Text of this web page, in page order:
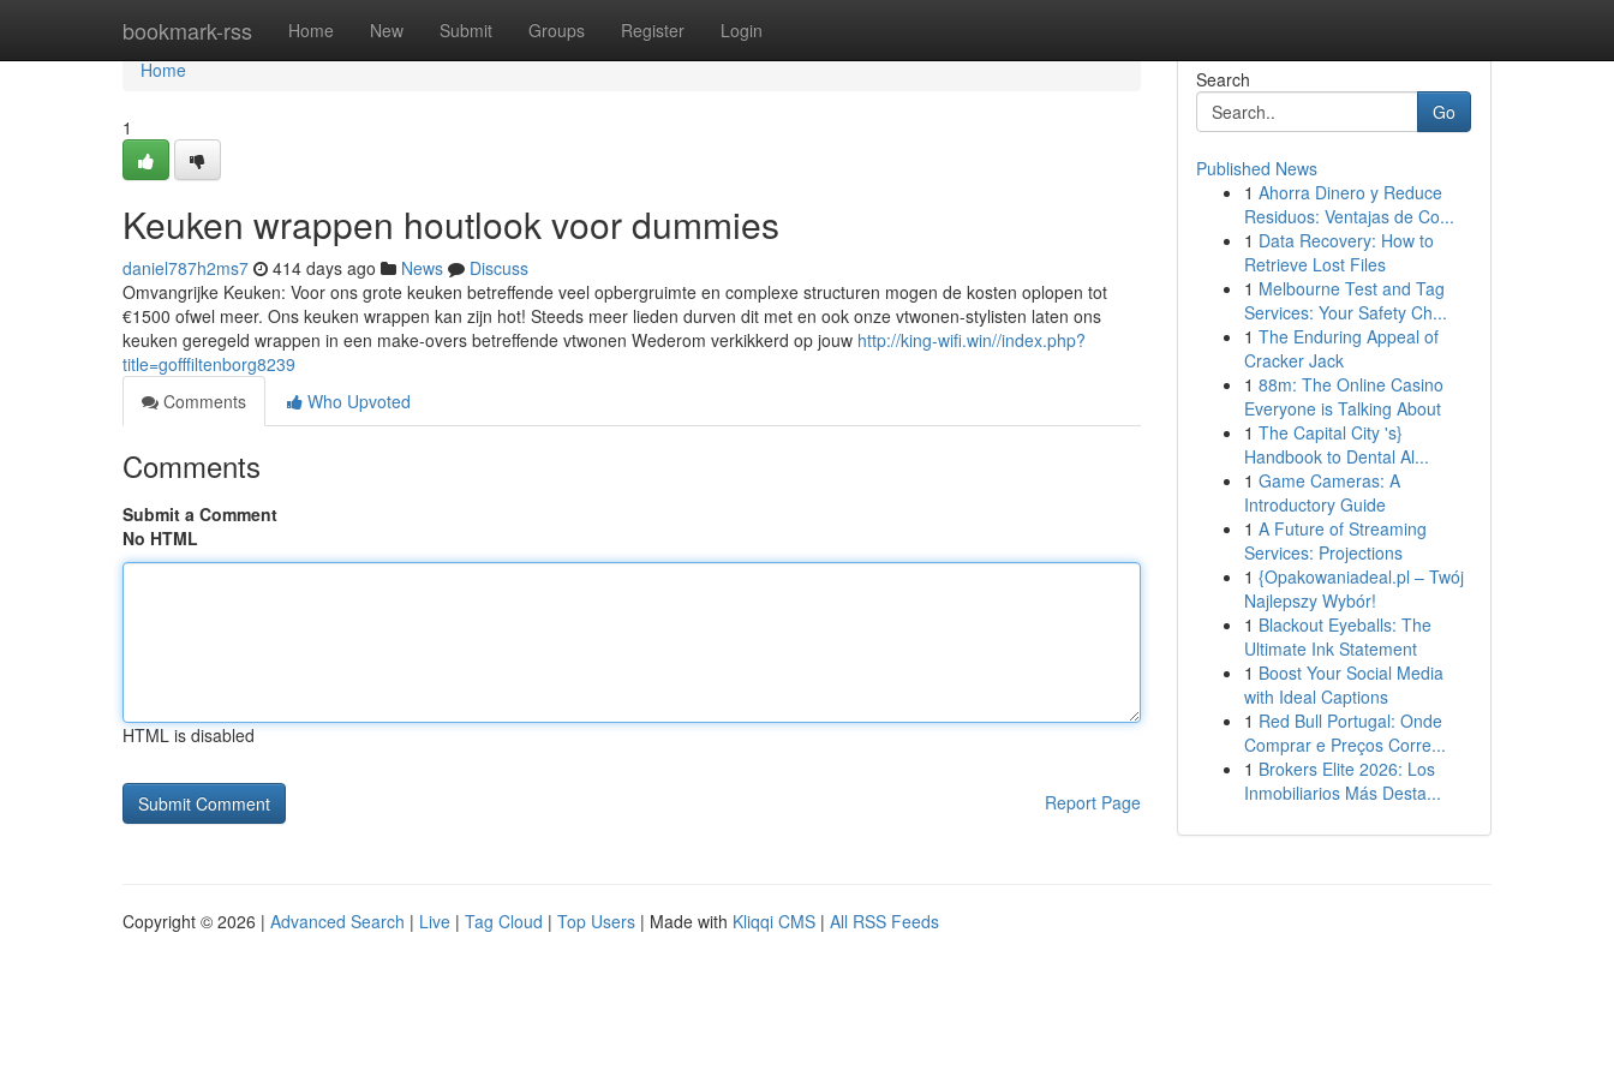
bookmark-rss Home New Submit Groups Register Login
Home
Home
1
Keuken wrappen houtlook voor dummies
daniel787h2ms7 414 days ago News
Discuss
Omvangrijke Keuken: Voor ons grote keuken betreffende veel opbergruimte en complexe structuren mogen de kosten oplopen tot
€1500 ofwel meer. Ons keuken wrappen kan zijn hot! Steeds meer lieden durven dit met en ook onze vtwonen-stylisten laten ons
keuken geregeld wrappen in een make-overs betreffende vtwonen Wederom verkikkerd op jouw http://king-wifi.win//index.php?
title=gofffiltenborg8239
Comments
Who Upvoted
Comments
Submit a Comment
No HTML
HTML is disabled
Report Page
Search
Go
Published News
1 Ahorra Dinero y Reduce
Residuos: Ventajas de Co...
1 Data Recovery: How to
Retrieve Lost Files
1 Melbourne Test and Tag
Services: Your Safety Ch...
1 The Enduring Appeal of
Cracker Jack
1 88m: The Online Casino
Everyone is Talking About
1 The Capital City 's}
Handbook to Dental Al...
1 Game Cameras: A
Introductory Guide
1 A Future of Streaming
Services: Projections
1 {Opakowaniadeal.pl – Twój
Najlepszy Wybór!
1 Blackout Eyeballs: The
Ultimate Ink Statement
1 Boost Your Social Media
with Ideal Captions
1 Red Bull Portugal: Onde
Comprar e Preços Corre...
1 Brokers Elite 2026: Los
Inmobiliarios Más Desta...
Copyright © 2026 | Advanced Search | Live | Tag Cloud | Top Users | Made with Kliqqi CMS | All RSS Feeds